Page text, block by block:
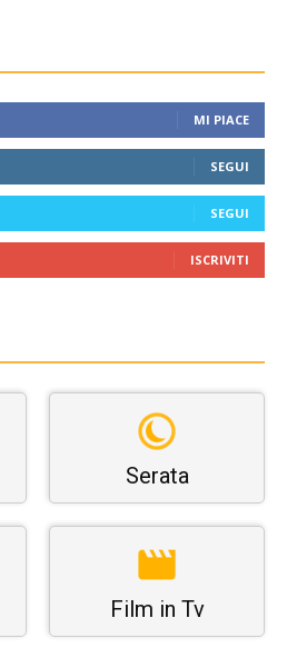
MI PIACE
SEGUI
SEGUI
ISCRIVITI
Serata
Film in Tv